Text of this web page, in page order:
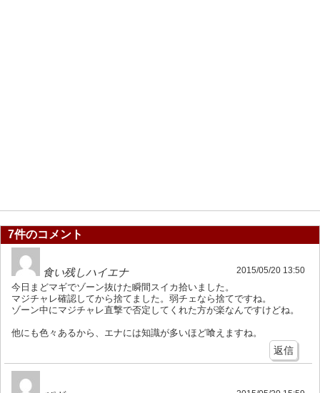
7件のコメント
食い残しハイエナ 2015/05/20 13:50
今日まどマギでゾーン抜けた瞬間スイカ拾いました。
マジチャレ確認してから捨てました。弱チェなら捨てですね。
ゾーン中にマジチャレ直撃で否定してくれた方が楽なんですけどね。
他にも色々あるから、エナには知識が多いほど喰えますね。
返信